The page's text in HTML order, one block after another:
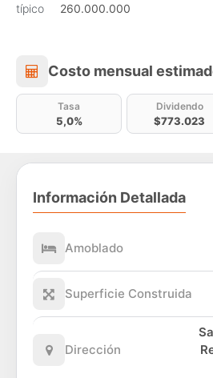
típico
260.000.000
Costo mensual
Costo mensual
Tasa
5,0%
Dividendo
$773.023
Información Detallada
Amoblado
Superficie Construida
Dirección